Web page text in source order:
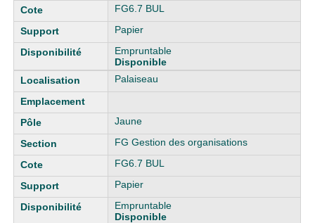
FG6.7 BUL
Papier
Empruntable
Disponible
Palaiseau
Jaune
FG Gestion des organisations
FG6.7 BUL
Papier
Empruntable
Disponible